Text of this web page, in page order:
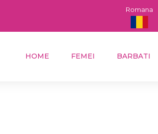
Romana
HOME FEMEI BARBATI